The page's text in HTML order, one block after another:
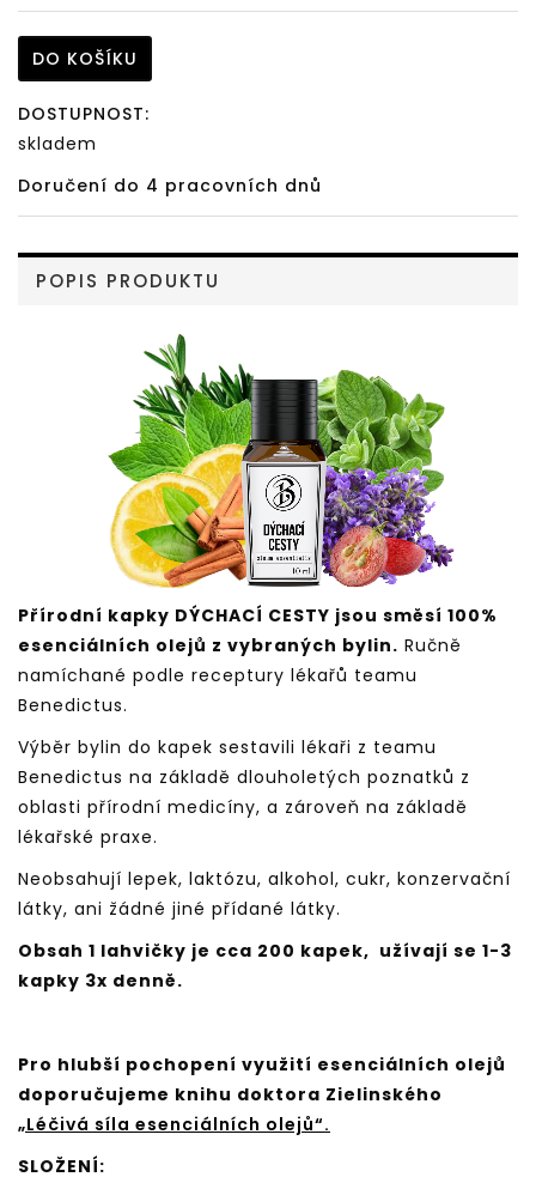
DO KOŠÍKU
DOSTUPNOST:
skladem
Doručení do 4 pracovních dnů
POPIS PRODUKTU
Přírodní kapky DÝCHACÍ CESTY jsou směsí 100%
esenciálních olejů z vybraných bylin. Ručně
namíchané podle receptury lékařů teamu
Benedictus.
Výběr bylin do kapek sestavili lékaři z teamu
Benedictus na základě dlouholetých poznatků z
oblasti přírodní medicíny, a zároveň na základě
lékařské praxe.
Neobsahují lepek, laktózu, alkohol, cukr, konzervační
látky, ani žádné jiné přídané látky.
Obsah 1 lahvičky je cca 200 kapek, užívají se 1-3
kapky 3x denně.
Pro hlubší pochopení využití esenciálních olejů
doporučujeme knihu doktora Zielinského
„Léčivá síla esenciálních olejů“.
SLOŽENÍ: